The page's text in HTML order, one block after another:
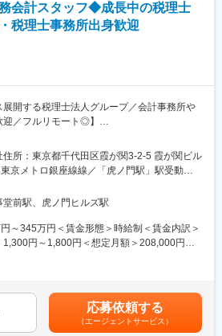
会計スタッフ◆成長中の税理士
税理士事務所出身歓迎
展開する税理士法人グループ／会計事務所や
／フルリモート◎】
トに対する税務会計業務を中心に実務をご
フルリモート勤務のため、全国どこからでも
務
住所：東京都千代田区霞が関3-2-5 霞が関ビル
京メトロ銀座線線／「虎ノ門駅」駅受動喫
前駅、虎ノ門ヒルズ駅
～345万円＜賃金形態＞時給制＜賃金内訳＞
1,300円～1,800円＜想定月額＞208,000円～
でも目安の金額であり、選考を通じて上下す
。月給(月額)は固定手当を含めた表記です。
応募依頼する
（エージェントサービス）